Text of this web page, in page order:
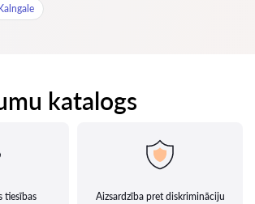
Kalngale
katalogs
tiesības Aizsardzība pret diskrimināciju